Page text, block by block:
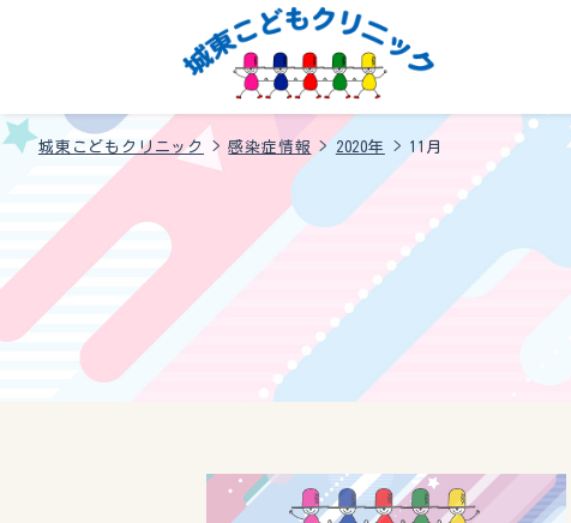
城東こどもクリニック >感染症情報 > 2020年 > 11月